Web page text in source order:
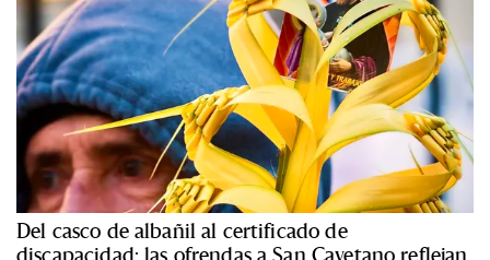
Del casco de albañil al certificado de
discapacidad: las ofrendas a San Cayetano reflejan